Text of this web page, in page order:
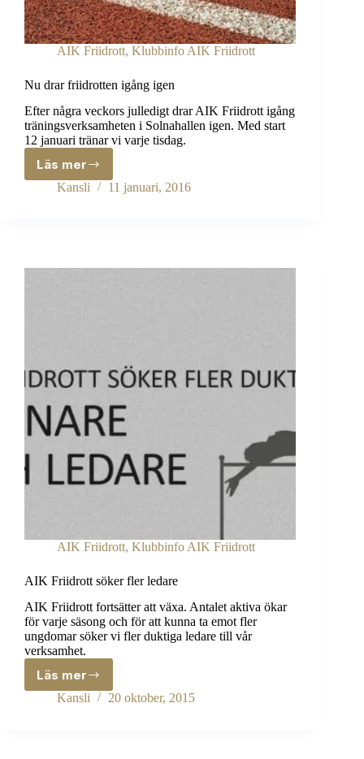
AIK Friidrott, Klubbinfo AIK Friidrott
Nu drar friidrotten igång igen
Efter några veckors julledigt drar AIK Friidrott igång
träningsverksamheten i Solnahallen igen. Med start
12 januari tränar vi varje tisdag.
Läs mer
Nu
drar
Kansli 11 januari, 2016
AIK Friidrott, Klubbinfo AIK Friidrott
AIK Friidrott söker fler ledare
AIK Friidrott fortsätter att växa. Antalet aktiva ökar
för varje säsong och för att kunna ta emot fler
ungdomar söker vi fler duktiga ledare till vår
verksamhet.
Läs mer
AIK
Friidrott
Kansli 20 oktober, 2015